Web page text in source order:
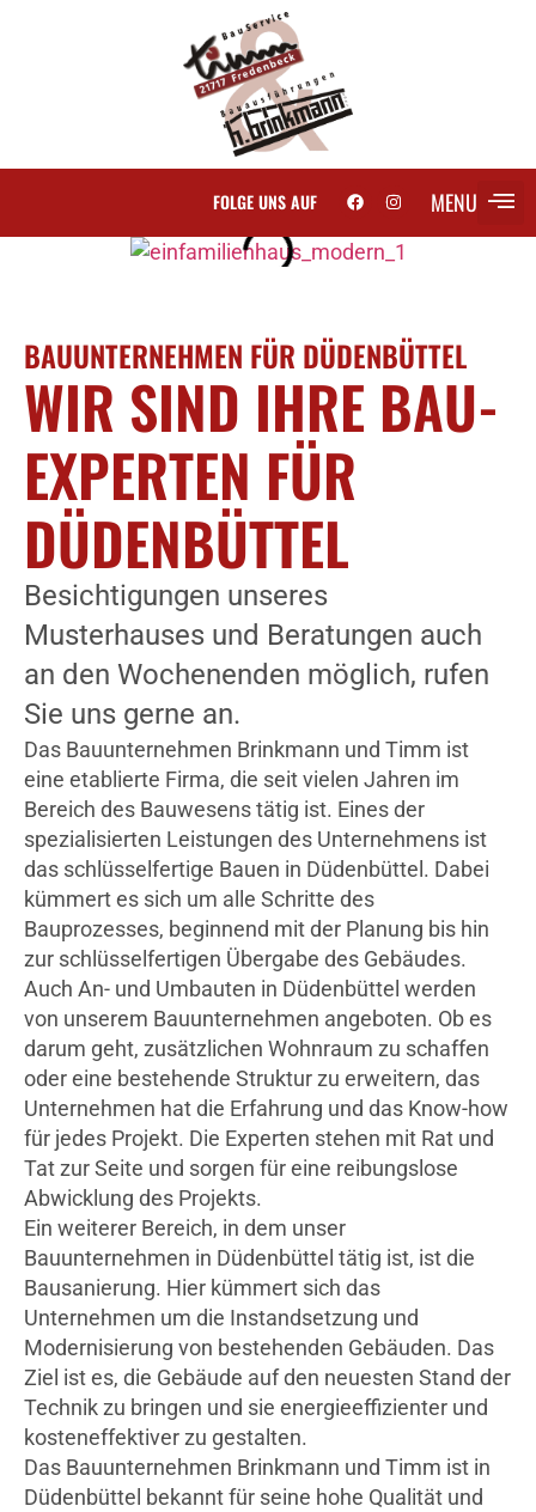
FOLGE UNS AUF MENU
BAUUNTERNEHMEN FÜR DÜDENBÜTTEL
WIR SIND IHRE BAU-
EXPERTEN FÜR
DÜDENBÜTTEL
Besichtigungen unseres
Musterhauses und Beratungen auch
an den Wochenenden möglich, rufen
Sie uns gerne an.
Das Bauunternehmen Brinkmann und Timm ist
eine etablierte Firma, die seit vielen Jahren im
Bereich des Bauwesens tätig ist. Eines der
spezialisierten Leistungen des Unternehmens ist
das schlüsselfertige Bauen in Düdenbüttel. Dabei
kümmert es sich um alle Schritte des
Bauprozesses, beginnend mit der Planung bis hin
zur schlüsselfertigen Übergabe des Gebäudes.
Auch An- und Umbauten in Düdenbüttel werden
von unserem Bauunternehmen angeboten. Ob es
darum geht, zusätzlichen Wohnraum zu schaffen
oder eine bestehende Struktur zu erweitern, das
Unternehmen hat die Erfahrung und das Know-how
für jedes Projekt. Die Experten stehen mit Rat und
Tat zur Seite und sorgen für eine reibungslose
Abwicklung des Projekts.
Ein weiterer Bereich, in dem unser
Bauunternehmen in Düdenbüttel tätig ist, ist die
Bausanierung. Hier kümmert sich das
Unternehmen um die Instandsetzung und
Modernisierung von bestehenden Gebäuden. Das
Ziel ist es, die Gebäude auf den neuesten Stand der
Technik zu bringen und sie energieeffizienter und
kosteneffektiver zu gestalten.
Das Bauunternehmen Brinkmann und Timm ist in
Düdenbüttel bekannt für seine hohe Qualität und